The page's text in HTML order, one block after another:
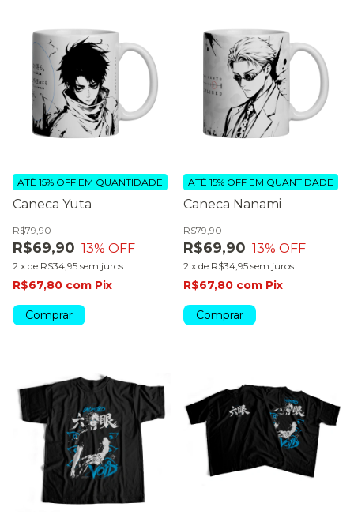
Caneca Yuta
R$69,90
R$79,90
13% OFF
2 x de R$34,95 sem juros
ATÉ 15% OFF EM QUANTIDADE
R$67,80 com Pix
Comprar
Caneca Nanami
R$69,90
R$79,90
13% OFF
2 x de R$34,95 sem juros
ATÉ 15% OFF EM QUANTIDADE
R$67,80 com Pix
Comprar